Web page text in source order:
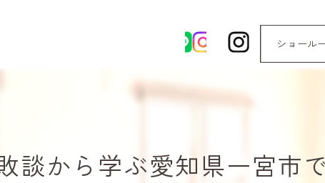
ショール
談から学ぶ愛知県一宮市